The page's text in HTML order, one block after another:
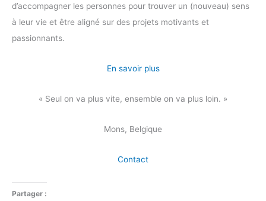
d’accompagner les personnes pour trouver un (nouveau) sens
à leur vie et être aligné sur des projets motivants et
passionnants.
En savoir plus
« Seul on va plus vite, ensemble on va plus loin. »
Mons, Belgique
Contact
Partager :